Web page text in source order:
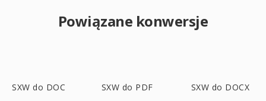
Powiązane konwersje
SXW do DOC SXW do PDF SXW do DOCX